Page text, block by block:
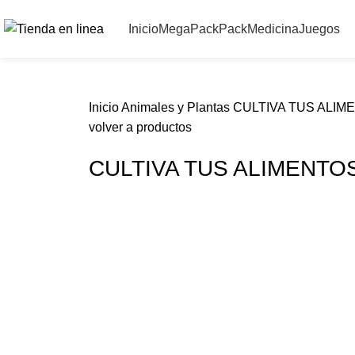
InicioMegaPackPackMedicinaJuegos
InicioAnimales y Plantas CULTIVA TUS
volver a productos
CULTIVA TUS